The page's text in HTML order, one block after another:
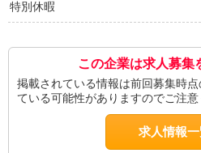
特別休暇
この企業は求人募集
掲載されている情報は前回募集時
ている可能性がありますのでご注意
求人情報